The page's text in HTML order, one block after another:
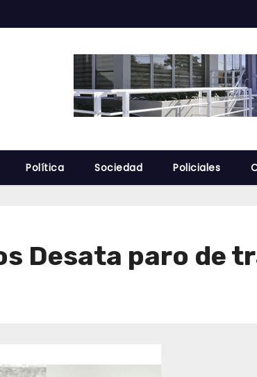
Política Sociedad Policiales
Desata paro de